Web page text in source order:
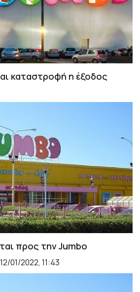
καταστροφή η έξοδος
πρoς την Jumbo
12/01/2022, 11:43